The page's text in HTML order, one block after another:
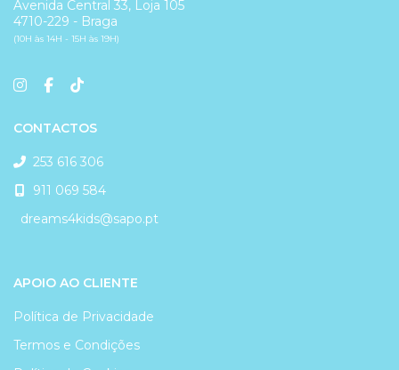
Avenida Central 33, Loja 105
4710-229 - Braga
(10H às 14H - 15H às 19H)
CONTACTOS
253 616 306
911 069 584
dreams4kids@sapo.pt
APOIO AO CLIENTE
Política de Privacidade
Termos e Condições